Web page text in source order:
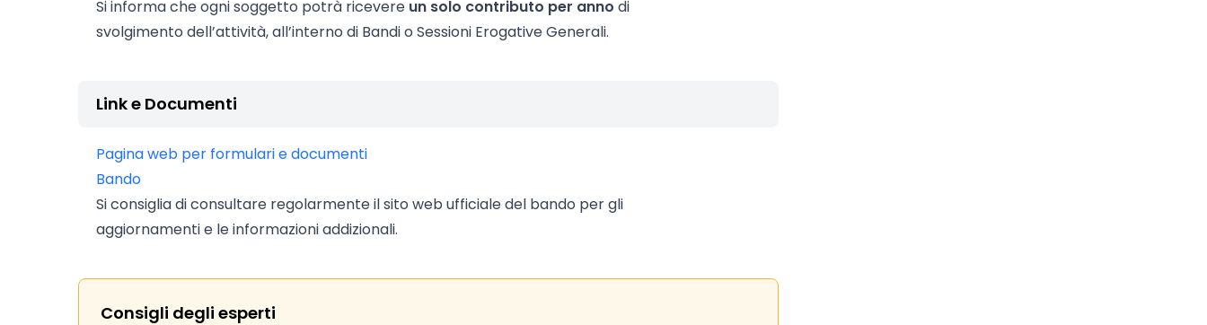
Si informa che ogni soggetto potrà ricevere un solo contributo per anno di
svolgimento dell’attività, all’interno di Bandi o Sessioni Erogative Generali.
Link e Documenti
Pagina web per formulari e documenti
Bando
Si consiglia di consultare regolarmente il sito web ufficiale del bando per gli
aggiornamenti e le informazioni addizionali.
Consigli degli esperti